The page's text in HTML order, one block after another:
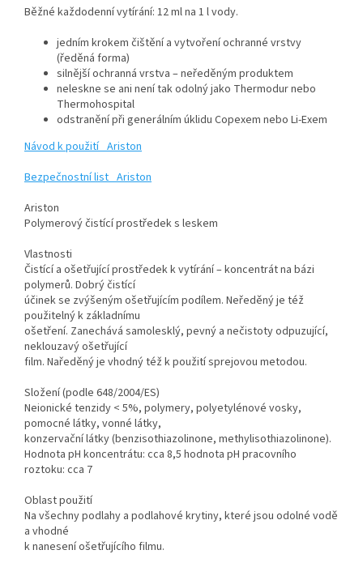
Běžné každodenní vytírání: 12 ml na 1 l vody.
jedním krokem čištění a vytvoření ochranné vrstvy
(ředěná forma)
silnější ochranná vrstva – neředěným produktem
neleskne se ani není tak odolný jako Thermodur nebo
Thermohospital
odstranění při generálním úklidu Copexem nebo Li-Exem
Návod k použití_ Ariston
Bezpečnostní list_ Ariston
Ariston
Polymerový čistící prostředek s leskem
Vlastnosti
Čistící a ošetřující prostředek k vytírání – koncentrát na bázi
polymerů. Dobrý čistící
účinek se zvýšeným ošetřujícím podílem. Neředěný je též
použitelný k základnímu
ošetření. Zanechává samolesklý, pevný a nečistoty odpuzující,
neklouzavý ošetřující
film. Naředěný je vhodný též k použití sprejovou metodou.
Složení (podle 648/2004/ES)
Neionické tenzidy < 5%, polymery, polyetylénové vosky,
pomocné látky, vonné látky,
konzervační látky (benzisothiazolinone, methylisothiazolinone).
Hodnota pH koncentrátu: cca 8,5 hodnota pH pracovního
roztoku: cca 7
Oblast použití
Na všechny podlahy a podlahové krytiny, které jsou odolné vodě
a vhodné
k nanesení ošetřujícího filmu.